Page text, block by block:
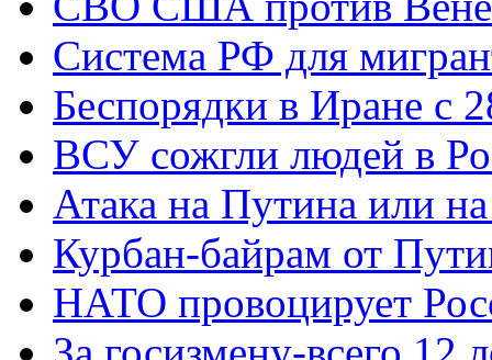
Система РФ для
Беспорядки в Иране с
ВСУ сожгли людей в
Атака на Путина или
Курбан-байрам от
НАТО провоцирует